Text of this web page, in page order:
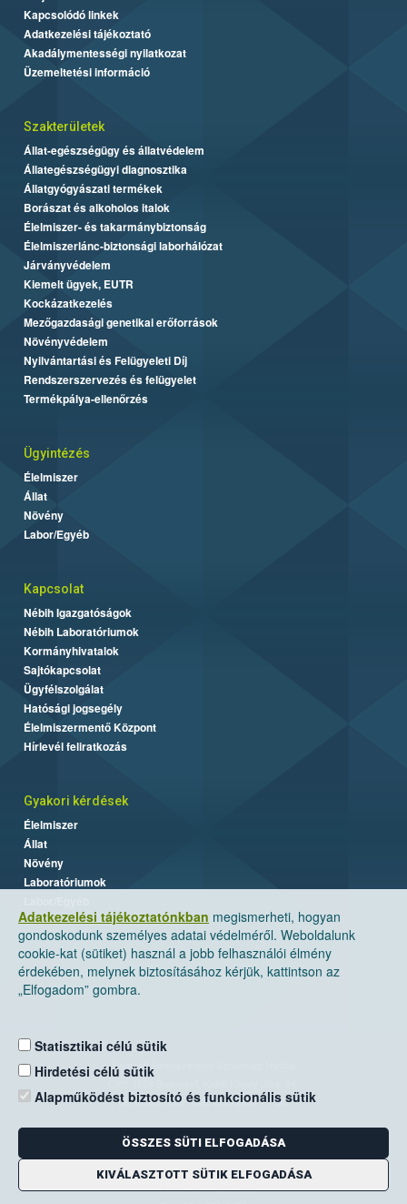
Adatkezelési tájékoztatónkban megismerheti, hogyan
gondoskodunk személyes adatai védelméről. Weboldalunk
cookie-kat (sütiket) használ a jobb felhasználói élmény
érdekében, melynek biztosításához kérjük, kattintson az
„Elfogadom” gombra.
Statisztikai célú sütik
Hirdetési célú sütik
Alapműködést biztosító és funkcionális sütik
ÖSSZES SÜTI ELFOGADÁSA
KIVÁLASZTOTT SÜTIK ELFOGADÁSA
Kapcsolódó linkek
Adatkezelési tájékoztató
Akadálymentességi nyilatkozat
Üzemeltetési információ
Szakterületek
Állat-egészségügy és állatvédelem
Állategészségügyi diagnosztika
Állatgyógyászati termékek
Borászat és alkoholos italok
Élelmiszer- és takarmánybiztonság
Élelmiszerlánc-biztonsági laborhálózat
Járványvédelem
Kiemelt ügyek, EUTR
Kockázatkezelés
Mezőgazdasági genetikai erőforrások
Növényvédelem
Nyilvántartási és Felügyeleti Díj
Rendszerszervezés és felügyelet
Termékpálya-ellenőrzés
Ügyintézés
Élelmiszer
Állat
Növény
Labor/Egyéb
Kapcsolat
Nébih Igazgatóságok
Nébih Laboratóriumok
Kormányhivatalok
Sajtókapcsolat
Ügyfélszolgálat
Hatósági jogsegély
Élelmiszermentő Központ
Hírlevél feliratkozás
Gyakori kérdések
Élelmiszer
Állat
Növény
Laboratóriumok
Nemzeti Élelmiszerlánc-biztonsági Hivatal
Levelezési cím: 1525 Budapest. Pf. 30.
E-mail:ugyfelszolgalat@nebih.gov.hu
Zöld szám: 06-80/263-244
Telefon: 06-1/ 336-9000